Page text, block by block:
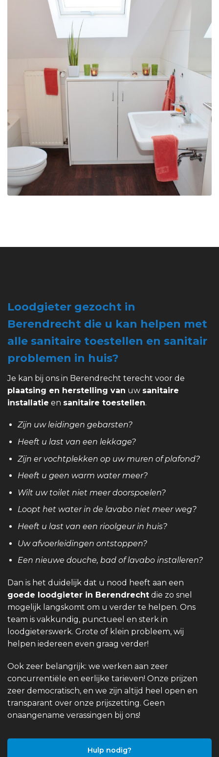
Loodgieter gezocht in
Berendrecht die u kan helpen met
alle sanitaire toestellen en sanitair
problemen in huis?
Je kan bij ons in Berendrecht terecht voor de
plaatsing en herstelling van uw sanitaire
installatie en sanitaire toestellen.
Zijn uw leidingen gebarsten?
Heeft u last van een lekkage?
Zijn er vochtplekken op uw muren of plafond?
Heeft u geen warm water meer?
Wilt uw toilet niet meer doorspoelen?
Loopt het water in de lavabo niet meer weg?
Heeft u last van een rioolgeur in huis?
Uw afvoerleidingen ontstoppen?
Een nieuwe douche, bad of lavabo installeren?
Dan is het duidelijk dat u nood heeft aan een
goede loodgieter in Berendrecht die zo snel
mogelijk langskomt om u verder te helpen. Ons
team is vakkundig, punctueel en sterk in
loodgieterswerk. Grote of klein probleem, wij
helpen iedereen even graag verder!
Ook zeer belangrijk: we werken aan zeer
concurrentiële en eerlijke tarieven! Onze prijzen
zeer democratisch, en we zijn altijd heel open en
transparant over onze prijszetting. Geen
onaangename verassingen bij ons!
Hulp nodig?